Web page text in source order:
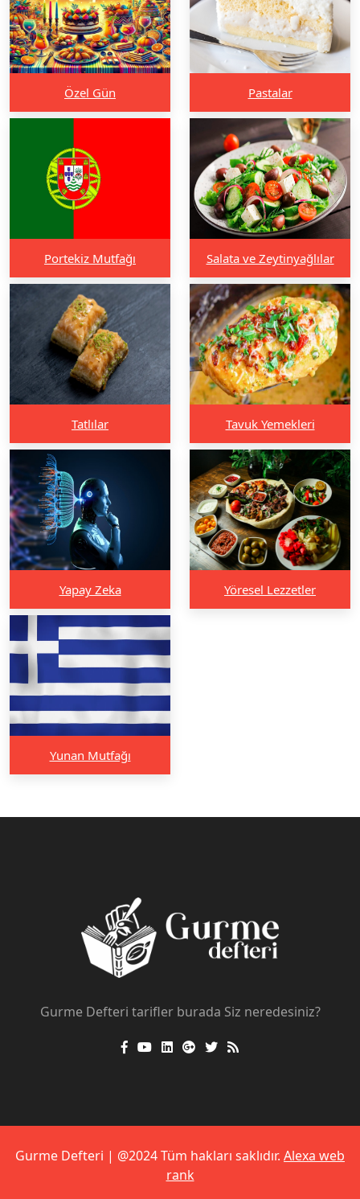
Özel Gün Pastalar
Portekiz Mutfağı Salata ve Zeytinyağlılar
Tatlılar Tavuk Yemekleri
Yapay Zeka Yöresel Lezzetler
Yunan Mutfağı
Gurme Defteri tarifler burada Siz neredesiniz?
Gurme Defteri | @2024 Tüm hakları saklıdır. Alexa web
rank